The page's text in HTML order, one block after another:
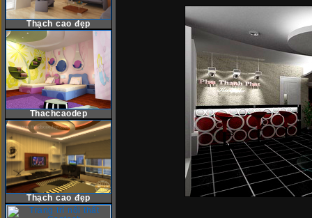
Thạch cao đẹp
Thachcaodep
Thạch cao đẹp